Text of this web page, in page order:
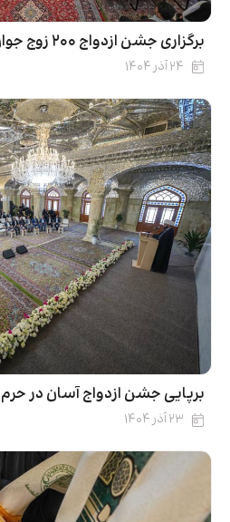
برگزاری جشن ازدواج ۲۰۰ زوج جوان در حرم مطهر علوی
۲۴ آذر ۱۴۰۴
برپایی جشن ازدواج آسان در
۲۳ آذر ۱۴۰۴